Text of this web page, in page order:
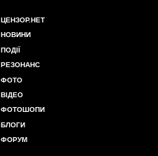
ЦЕНЗОР.НЕТ
НОВИНИ
ПОДІЇ
РЕЗОНАНС
ФОТО
ВІДЕО
ФОТОШОПИ
БЛОГИ
ФОРУМ